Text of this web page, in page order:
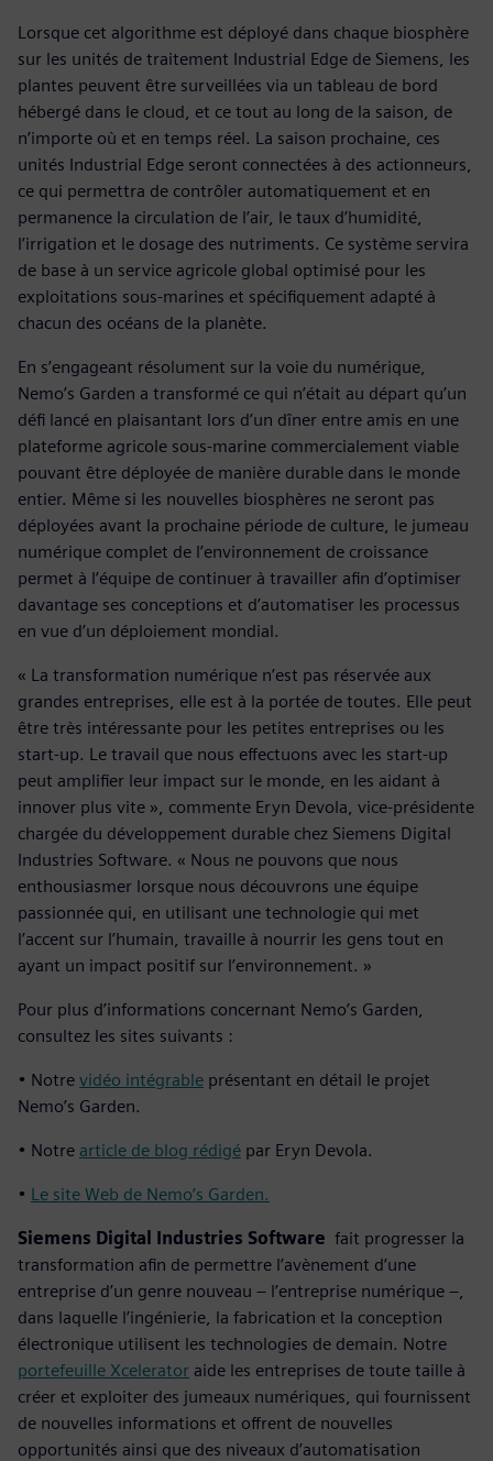
Lorsque cet algorithme est déployé dans chaque biosphère
sur les unités de traitement Industrial Edge de Siemens, les
plantes peuvent être surveillées via un tableau de bord
hébergé dans le cloud, et ce tout au long de la saison, de
n’importe où et en temps réel. La saison prochaine, ces
unités Industrial Edge seront connectées à des actionneurs,
ce qui permettra de contrôler automatiquement et en
permanence la circulation de l’air, le taux d’humidité,
l’irrigation et le dosage des nutriments. Ce système servira
de base à un service agricole global optimisé pour les
exploitations sous-marines et spécifiquement adapté à
chacun des océans de la planète.
En s’engageant résolument sur la voie du numérique,
Nemo’s Garden a transformé ce qui n’était au départ qu’un
défi lancé en plaisantant lors d’un dîner entre amis en une
plateforme agricole sous-marine commercialement viable
pouvant être déployée de manière durable dans le monde
entier. Même si les nouvelles biosphères ne seront pas
déployées avant la prochaine période de culture, le jumeau
numérique complet de l’environnement de croissance
permet à l’équipe de continuer à travailler afin d’optimiser
davantage ses conceptions et d’automatiser les processus
en vue d’un déploiement mondial.
« La transformation numérique n’est pas réservée aux
grandes entreprises, elle est à la portée de toutes. Elle peut
être très intéressante pour les petites entreprises ou les
start-up. Le travail que nous effectuons avec les start-up
peut amplifier leur impact sur le monde, en les aidant à
innover plus vite », commente Eryn Devola, vice-présidente
chargée du développement durable chez Siemens Digital
Industries Software. « Nous ne pouvons que nous
enthousiasmer lorsque nous découvrons une équipe
passionnée qui, en utilisant une technologie qui met
l’accent sur l’humain, travaille à nourrir les gens tout en
ayant un impact positif sur l’environnement. »
Pour plus d’informations concernant Nemo’s Garden,
consultez les sites suivants :
• Notre vidéo intégrable présentant en détail le projet
Nemo’s Garden.
• Notre article de blog rédigé par Eryn Devola.
• Le site Web de Nemo’s Garden.
Siemens Digital Industries Software fait progresser la
transformation afin de permettre l’avènement d’une
entreprise d’un genre nouveau – l’entreprise numérique –,
dans laquelle l’ingénierie, la fabrication et la conception
électronique utilisent les technologies de demain. Notre
portefeuille Xcelerator aide les entreprises de toute taille à
créer et exploiter des jumeaux numériques, qui fournissent
de nouvelles informations et offrent de nouvelles
opportunités ainsi que des niveaux d’automatisation